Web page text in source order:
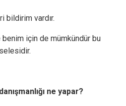
bildirim vardır.
için de mümkündür bu
ne yapar?